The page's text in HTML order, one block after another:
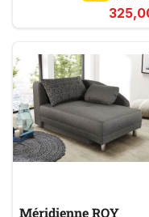
Méridienne ROY